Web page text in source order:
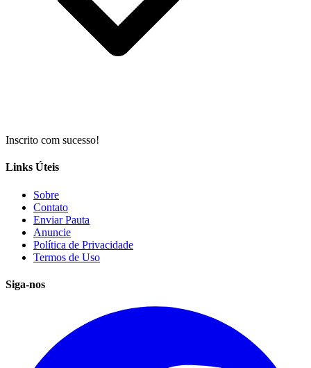
Inscrito com sucesso!
Links Úteis
Sobre
Contato
Enviar Pauta
Anuncie
Política de Privacidade
Termos de Uso
Siga-nos